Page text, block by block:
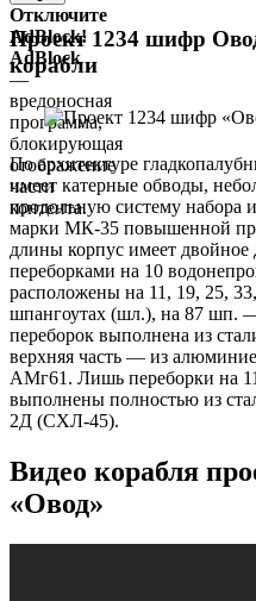
Отключите
AdBlock!
AdBlock
—
вредоносная
программа,
блокирующая
отображение
части
контента.
Проект 1234 шифр
корабли
По архитектуре
имеет катерные обводы,
продольную систему набора
марки МК-35 повышенной
длины корпус имеет двойное
переборками на 10
расположены на 11, 19, 25,
шпангоутах (шл.), на 87 шп.
переборок выполнена из
верхняя часть — из
АМг61. Лишь переборки на
выполнены полностью из
2Д (СХЛ-45).
Видео корабля
«Овод»